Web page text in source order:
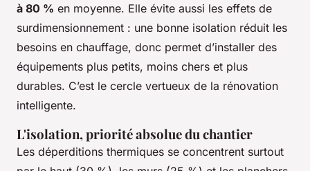
à 80 % en moyenne. Elle évite aussi les effets de
surdimensionnement : une bonne isolation réduit les
besoins en chauffage, donc permet d’installer des
équipements plus petits, moins chers et plus
durables. C’est le cercle vertueux de la rénovation
intelligente.
L'isolation, priorité absolue du chantier
Les déperditions thermiques se concentrent surtout